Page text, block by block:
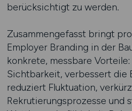
berücksichtigt zu werden.
Zusammengefasst bringt
Employer Branding in der
konkrete, messbare
Sichtbarkeit, verbessert die
reduziert Fluktuation,
Rekrutierungsprozesse und